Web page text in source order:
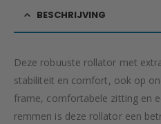
BESCHRIJVING
Deze robuuste rollator met
stabiliteit en comfort, ook op
frame, comfortabele zitting en
remmen is deze rollator een